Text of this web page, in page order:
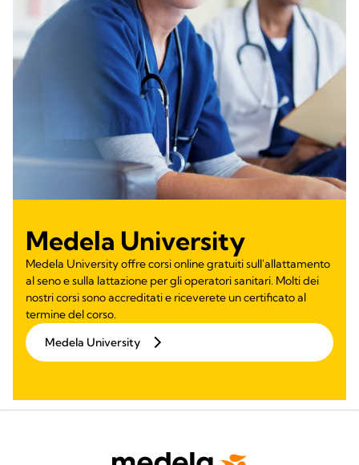
Medela University
Medela University offre corsi online gratuiti sull'allattamento
al seno e sulla lattazione per gli operatori sanitari. Molti dei
nostri corsi sono accreditati e riceverete un certificato al
termine del corso.
Medela University